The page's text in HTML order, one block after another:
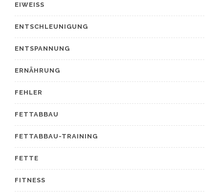
EIWEISS
ENTSCHLEUNIGUNG
ENTSPANNUNG
ERNÄHRUNG
FEHLER
FETTABBAU
FETTABBAU-TRAINING
FETTE
FITNESS